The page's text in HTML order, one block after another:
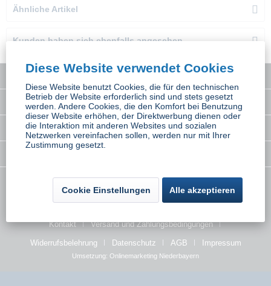
Ähnliche Artikel
Kunden haben sich ebenfalls angesehen
Service Hotline
Interessantes
Rechtliches
* Alle Preise inkl. gesetzl. Mehrwertsteuer zzgl. Versandkostenwenn nicht
anders beschrieben
Kontakt Versand und Zahlungsbedingungen
Widerrufsbelehrung Datenschutz AGB Impressum
Umsetzung: Onlinemarketing Niederbayern
Diese Website verwendet Cookies
Diese Website benutzt Cookies, die für den technischen
Betrieb der Website erforderlich sind und stets gesetzt
werden. Andere Cookies, die den Komfort bei Benutzung
dieser Website erhöhen, der Direktwerbung dienen oder
die Interaktion mit anderen Websites und sozialen
Netzwerken vereinfachen sollen, werden nur mit Ihrer
Zustimmung gesetzt.
Cookie Einstellungen Alle akzeptieren